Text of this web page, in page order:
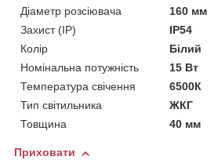
Діаметр розсіювача
160 мм
Захист (IP)
IP54
Колір
Білий
Номінальна потужність
15 Вт
Температура свічення
6500К
Тип світильника
ЖКГ
Товщина
40 мм
Приховати